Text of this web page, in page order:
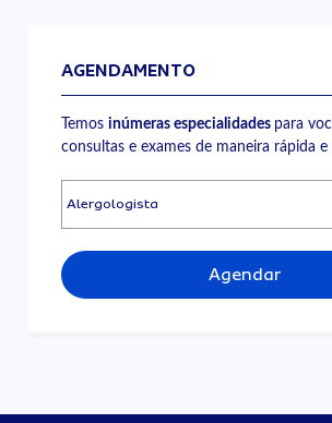
AGENDAMENTO
Temosinúmeras especialidades para
consultas e exames de maneira rápida e
Agendar